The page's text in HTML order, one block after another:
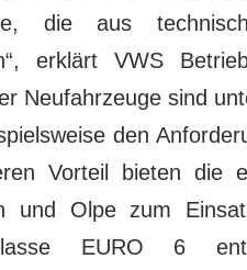
die aus
erklärt VWS
Neufahrzeuge sind
den
Vorteil bieten die
und Olpe zum
EURO 6